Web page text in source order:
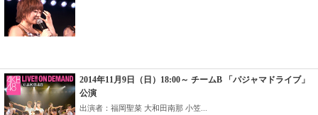
2014年11月9日（日）18:00～ チームB 「パジャマドライブ」
公演
出演者：福岡聖菜 大和田南那 小笠...